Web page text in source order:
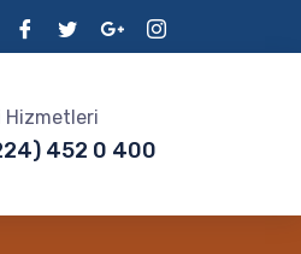
Hizmetleri
452 0 400